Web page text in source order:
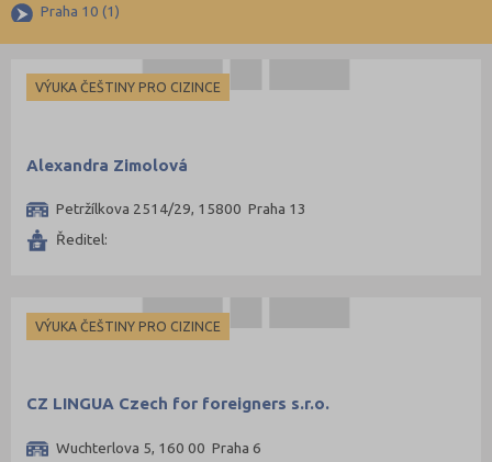
Praha 10 (1)
VÝUKA ČEŠTINY PRO CIZINCE
Alexandra Zimolová
Petržílkova 2514/29, 15800 Praha 13
Ředitel:
VÝUKA ČEŠTINY PRO CIZINCE
CZ LINGUA Czech for foreigners s.r.o.
Wuchterlova 5, 160 00 Praha 6